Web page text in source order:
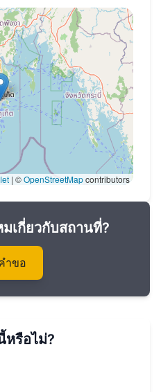
| ©OpenStreetMapcontributors
เกี่ยวกับสถานที่?
ำขอ
หรือไม่?